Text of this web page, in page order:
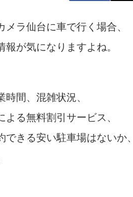
メラ仙台に車で行く場合、
報が気になりますよね。
時間、混雑状況、
よる無料割引サービス、
できる安い駐車場はないか、